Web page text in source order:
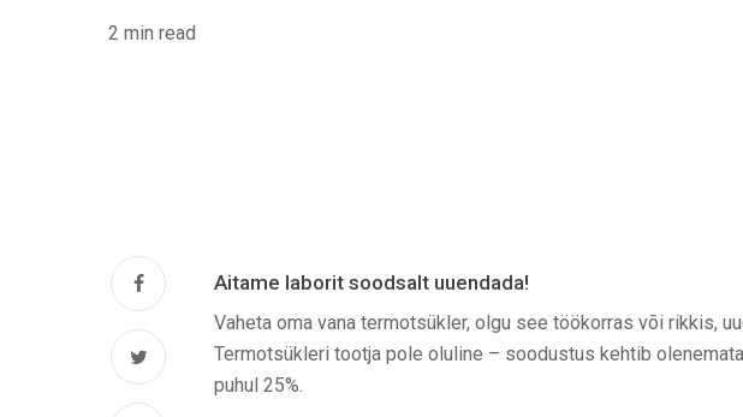
2 min read
Aitame laborit soodsalt uuendada!
Vaheta oma vana termotsükler, olgu see töökorras või rikkis,
Termotsükleri tootja pole oluline – soodustus kehtib
puhul 25%.